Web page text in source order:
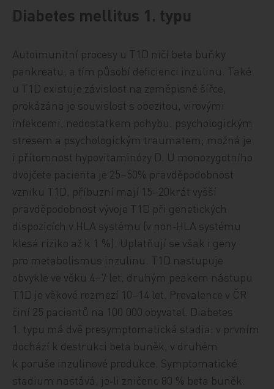
Diabetes mellitus 1. typu
Autoimunitní procesy u T1D ničí beta buňky
pankreatu, a tím působí deficienci inzulinu. Také
u T1D existuje závislost na zeměpisné šířce,
prokázána je souvislost s obezitou, virovými
infekcemi, nedostatkem pohybu, psychologickým
stresem a psychologickým traumatem; možná je
i přítomnost hypovitaminózy D. U monozygotního
dvojčete pacienta je 25–50% pravděpodobnost
vzniku T1D, příbuzní mají 15–20krát vyšší
pravděpodobnost vývoje T1D při genetických
dispozicích v HLA systému (v non‑HLA systému
klesá riziko až k 1 %). Uplatňují se však i geny
pro metabolismus inzulinu. T1D nastupuje
obvykle ve věku 4–7 let, druhým peakem nástupu
T1D je věkové rozmezí 10–14 let. Prevalence v ČR
činí 25 pacientů na 100 000 obyvatel. Diabetes
1. typu má dvě presymptomatická stadia: v prvním
dochází k destrukci beta buněk, v druhém
k poruše inzulinové produkce. Symptomatické
stadium nastává, je‑li zničeno 80 % beta buněk.